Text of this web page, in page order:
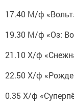
17.40 М/ф
19.30 М/ф «Оз:
21.10 Х/ф
22.50 Х/ф
0.35 Х/ф